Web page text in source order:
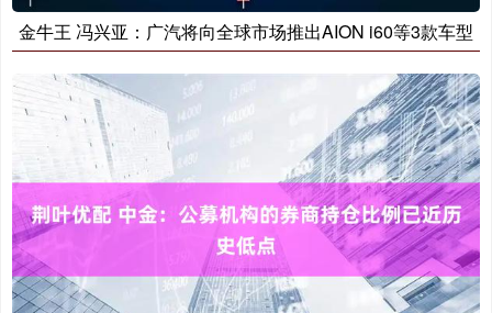
金牛王 冯兴亚：广汽将向全球市场推出AION i60等3款车型